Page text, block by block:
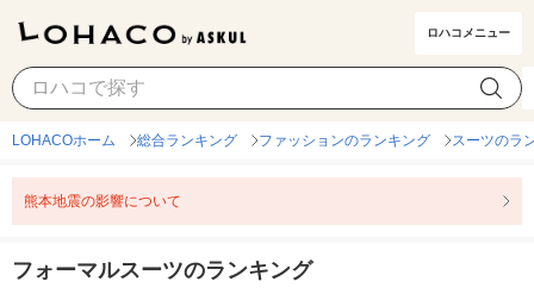
ロハコメニュー
フォーマルスーツ カテゴリ選択
LOHACOホーム 総合ランキング ファッションのランキング スーツのラ
熊本地震の影響について
フォーマルスーツのランキング